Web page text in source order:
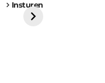
Insturen